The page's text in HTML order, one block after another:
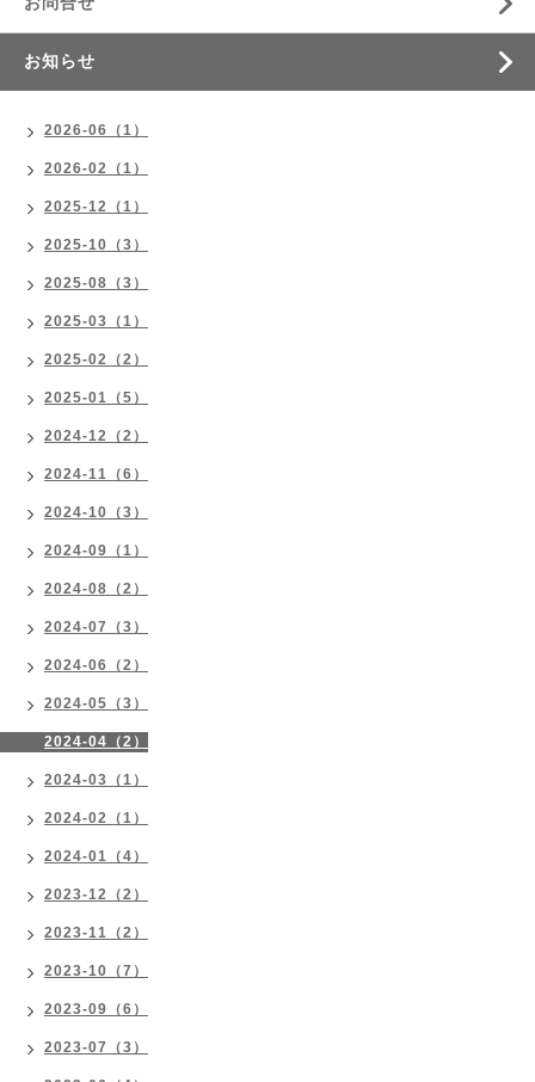
お知らせ
2026-06（1）
2026-02（1）
2025-12（1）
2025-10（3）
2025-08（3）
2025-03（1）
2025-02（2）
2025-01（5）
2024-12（2）
2024-11（6）
2024-10（3）
2024-09（1）
2024-08（2）
2024-07（3）
2024-06（2）
2024-05（3）
2024-04（2）
2024-03（1）
2024-02（1）
2024-01（4）
2023-12（2）
2023-11（2）
2023-10（7）
2023-09（6）
2023-07（3）